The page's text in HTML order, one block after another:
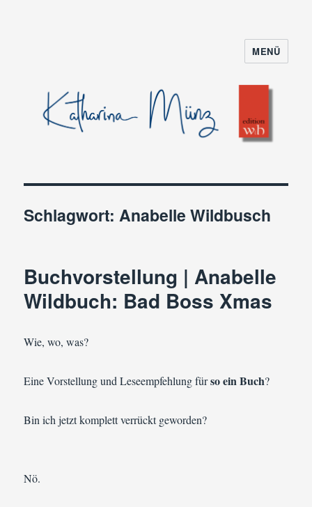
MENÜ
Schlagwort:Anabelle Wildbusch
Buchvorstellung | Anabelle
Wildbuch: Bad Boss Xmas
Wie, wo, was?
Eine Vorstellung und Leseempfehlung fürso ein Buch?
Bin ich jetzt komplett verrückt geworden?
Nö.